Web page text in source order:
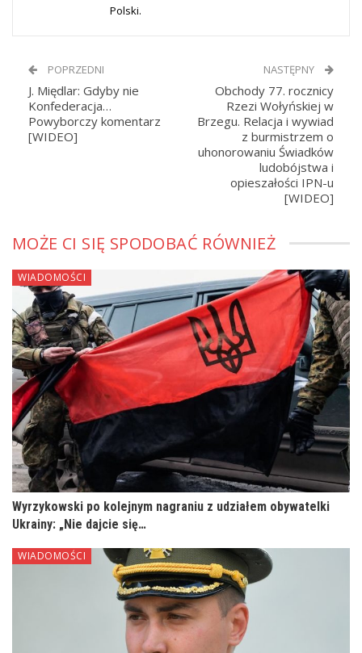
Polski.
POPRZEDNI
J. Międlar: Gdyby nie
Konfederacja…
Powyborczy komentarz
[WIDEO]
NASTĘPNY
Obchody 77. rocznicy
Rzezi Wołyńskiej w
Brzegu. Relacja i wywiad
z burmistrzem o
uhonorowaniu Świadków
ludobójstwa i
opieszałości IPN-u
[WIDEO]
MOŻE CI SIĘ SPODOBAĆ RÓWNIEŻ
WIADOMOŚCI
Wyrzykowski po kolejnym nagraniu z udziałem obywatelki
Ukrainy: „Nie dajcie się…
WIADOMOŚCI